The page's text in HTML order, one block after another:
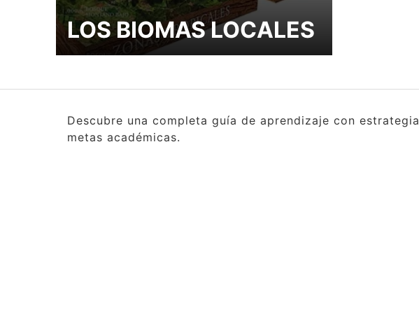
LOS BIOMAS LOCALES
Descubre una completa guía de aprendizaje con
metas académicas.